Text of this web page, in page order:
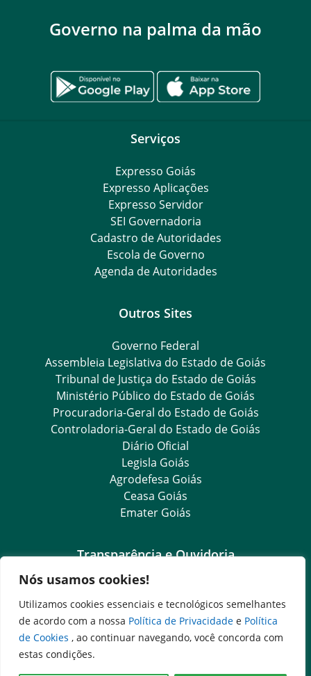
Nós usamos cookies!
Utilizamos cookies essenciais e tecnológicos semelhantes
de acordo com a nossa Política de Privacidade e Política
de Cookies , ao continuar navegando, você concorda com
estas condições.
Governo na palma da mão
Serviços
Expresso Goiás
Expresso Aplicações
Expresso Servidor
SEI Governadoria
Cadastro de Autoridades
Escola de Governo
Agenda de Autoridades
Outros Sites
Governo Federal
Assembleia Legislativa do Estado de Goiás
Tribunal de Justiça do Estado de Goiás
Ministério Público do Estado de Goiás
Procuradoria-Geral do Estado de Goiás
Controladoria-Geral do Estado de Goiás
Diário Oficial
Legisla Goiás
Agrodefesa Goiás
Ceasa Goiás
Emater Goiás
Transparência e Ouvidoria
LGPD
Goiás Transparência
Dados Abertos Goiás
Ouvidoria Setorial
SIC – Serviço de Informação ao Cidadão
e-SIC – Serviço Eletrônico de Informação ao Cidadão